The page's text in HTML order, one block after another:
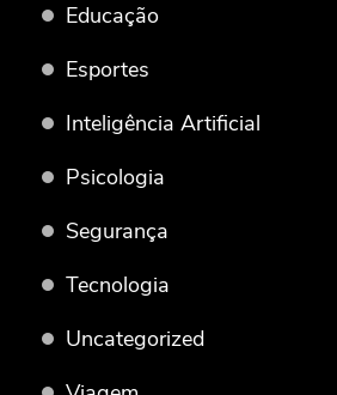
Educação
Esportes
Inteligência Artificial
Psicologia
Segurança
Tecnologia
Uncategorized